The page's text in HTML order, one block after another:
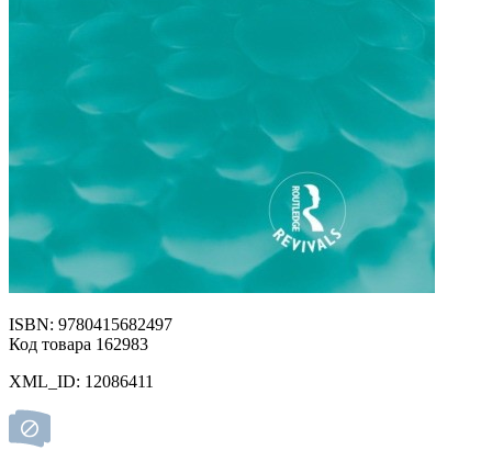
ISBN: 9780415682497
Код товара 162983
XML_ID: 12086411